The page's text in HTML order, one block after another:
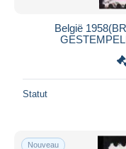
België
Statut
Nouveau